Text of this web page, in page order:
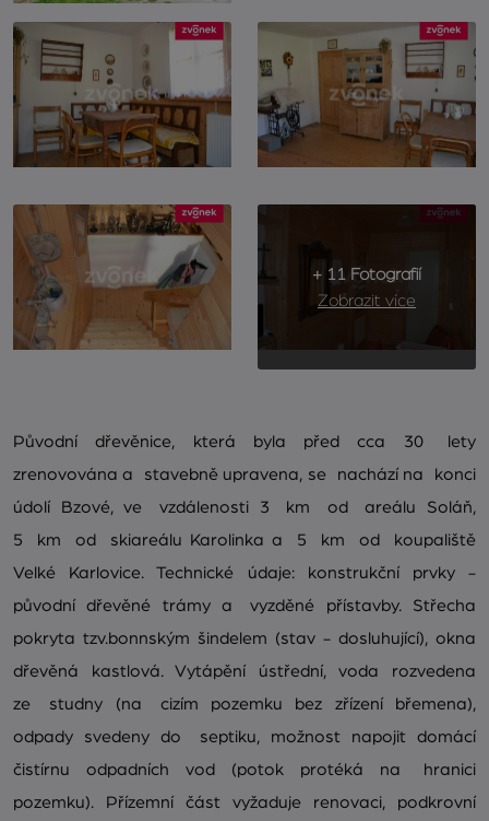
+ 11 Fotografií
Zobrazit více
Původní dřevěnice, která byla před cca 30 lety
zrenovována a stavebně upravena, se nachází na konci
údolí Bzové, ve vzdálenosti 3 km od areálu Soláň,
5 km od skiareálu Karolinka a 5 km od koupaliště
Velké Karlovice. Technické údaje: konstrukční prvky -
původní dřevěné trámy a vyzděné přístavby. Střecha
pokryta tzv.bonnským šindelem (stav - dosluhující), okna
dřevěná kastlová. Vytápění ústřední, voda rozvedena
ze studny (na cizím pozemku bez zřízení břemena),
odpady svedeny do septiku, možnost napojit domácí
čistírnu odpadních vod (potok protéká na hranici
pozemku). Přízemní část vyžaduje renovaci, podkrovní